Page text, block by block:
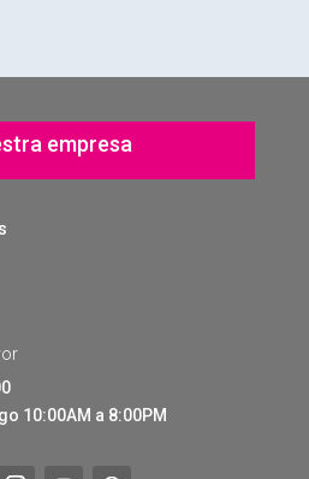
empresa
10:00AM a 8:00PM